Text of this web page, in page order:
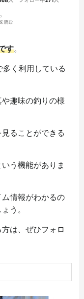
す。
く利用している
趣味の釣りの様
ることができる
う機能がありま
情報がわかるの
う。
は、ぜひフォロ